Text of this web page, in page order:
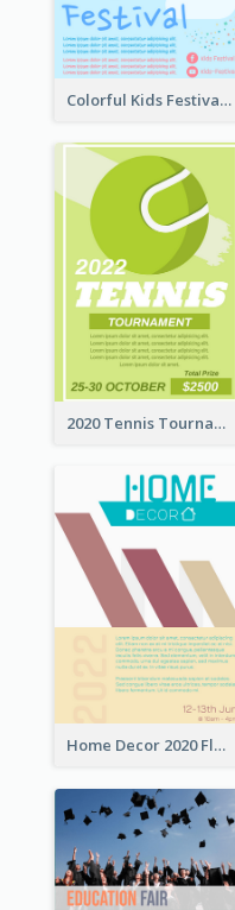
Colorful Kids Festival Flyer
2020 Tennis Tournament Flyer
Home Decor 2020 Flyer